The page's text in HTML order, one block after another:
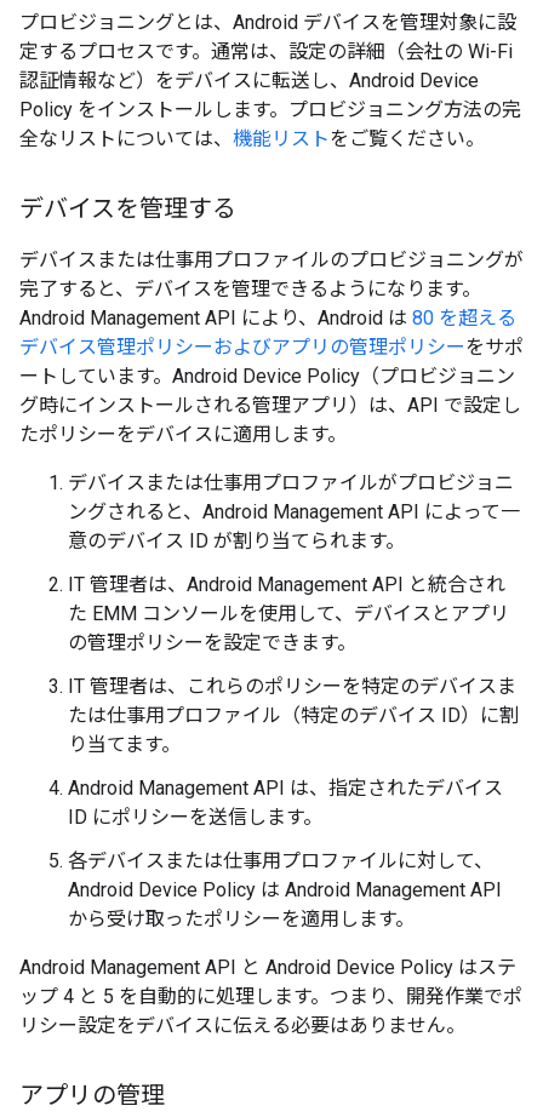
プロビジョニングとは、Android デバイスを管理対象に設
定するプロセスです。通常は、設定の詳細（会社の Wi-Fi
認証情報など）をデバイスに転送し、Android Device
Policy をインストールします。プロビジョニング方法の完
全なリストについては、 機能リストをご覧ください。
デバイスを管理する
デバイスまたは仕事用プロファイルのプロビジョニングが
完了すると、デバイスを管理できるようになります。
Android Management API により、Android は 80 を超える
デバイス管理ポリシーおよびアプリの管理ポリシーをサポ
ートしています。Android Device Policy（プロビジョニン
グ時にインストールされる管理アプリ）は、API で設定し
たポリシーをデバイスに適用します。
デバイスまたは仕事用プロファイルがプロビジョニ
ングされると、Android Management API によって一
意のデバイス ID が割り当てられます。
IT 管理者は、Android Management API と統合され
た EMM コンソールを使用して、デバイスとアプリ
の管理ポリシーを設定できます。
IT 管理者は、これらのポリシーを特定のデバイスま
たは仕事用プロファイル（特定のデバイス ID）に割
り当てます。
Android Management API は、指定されたデバイス
ID にポリシーを送信します。
各デバイスまたは仕事用プロファイルに対して、
Android Device Policy は Android Management API
から受け取ったポリシーを適用します。
Android Management API と Android Device Policy はステ
ップ 4 と 5 を自動的に処理します。つまり、開発作業でポ
リシー設定をデバイスに伝える必要はありません。
アプリの管理